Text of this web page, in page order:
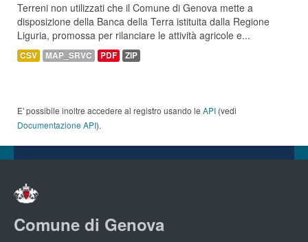
Terreni non utilizzati che il Comune di Genova mette a
disposizione della Banca della Terra istituita dalla Regione
Liguria, promossa per rilanciare le attività agricole e...
CSV MAP_SRVC PDF ZIP
E' possibile inoltre accedere al registro usando le API (vedi
Documentazione API).
Comune di Genova